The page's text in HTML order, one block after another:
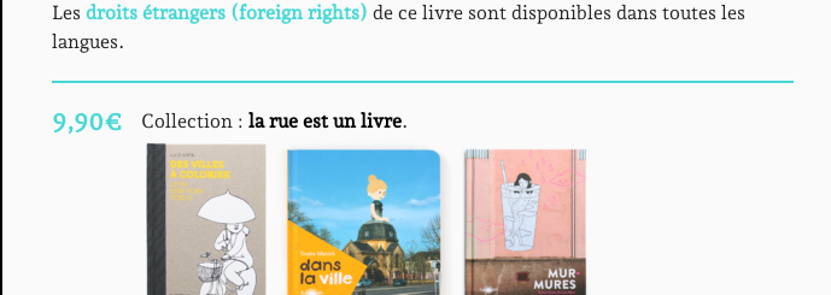
Les droits étrangers (foreign rights) de ce livre sont disponibles dans toutes les
langues.
9,90€ Collection : la rue est un livre.